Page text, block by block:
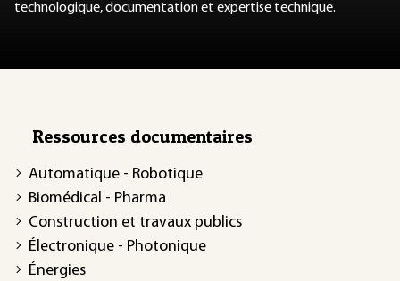
technologique, documentation et expertise technique.
Ressources documentaires
Automatique - Robotique
Biomédical - Pharma
Construction et travaux publics
Électronique - Photonique
Énergies